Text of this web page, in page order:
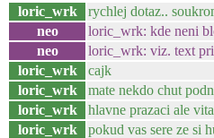
loric_wrk
rychlej dotaz..
neo
loric_wrk: kde neni
neo
loric_wrk: viz. text
loric_wrk
cajk
loric_wrk
mate nekdo chut
loric_wrk
hlavne prazaci ale
loric_wrk
pokud vas sere ze si